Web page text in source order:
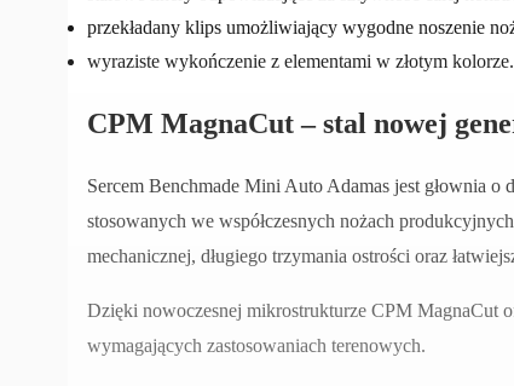
przekładany klips umożliwiający wygodne noszenie
wyraziste wykończenie z elementami w złotym kolorze.
CPM MagnaCut – stal nowej
Sercem Benchmade Mini Auto Adamas jest głownia o
stosowanych we współczesnych nożach
mechanicznej, długiego trzymania ostrości oraz
Dzięki nowoczesnej mikrostrukturze CPM MagnaCut
wymagających zastosowaniach terenowych.